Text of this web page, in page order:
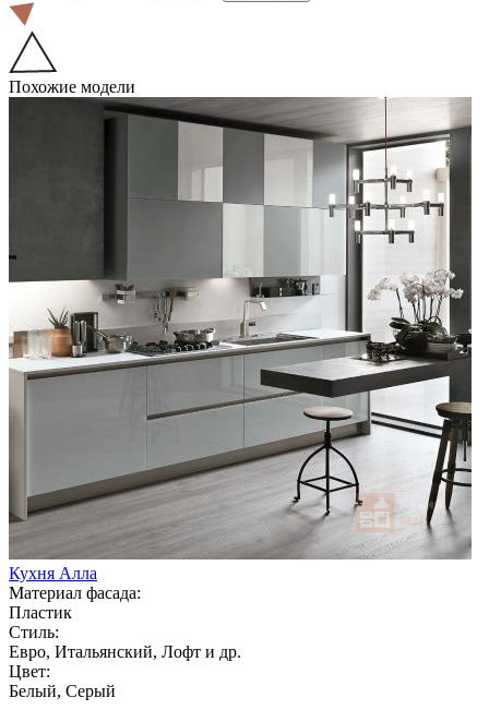
Похожие модели
Кухня Алла
Материал фасада:
Пластик
Стиль:
Евро, Итальянский, Лофт и др.
Цвет:
Белый, Серый